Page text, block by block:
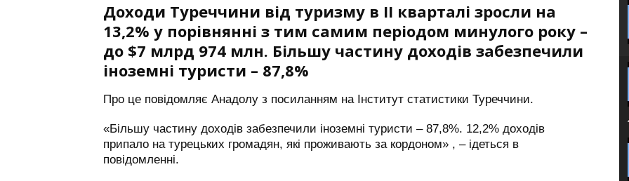
Доходи Туреччини від туризму в II кварталі зросли на
13,2% у порівнянні з тим самим періодом минулого року –
до $7 млрд 974 млн. Більшу частину доходів забезпечили
іноземні туристи – 87,8%
Про це повідомляє Анадолу з посиланням на Інститут статистики Туреччини.
«Більшу частину доходів забезпечили іноземні туристи – 87,8%. 12,2% доходів
припало на турецьких громадян, які проживають за кордоном» , – ідеться в
повідомленні.